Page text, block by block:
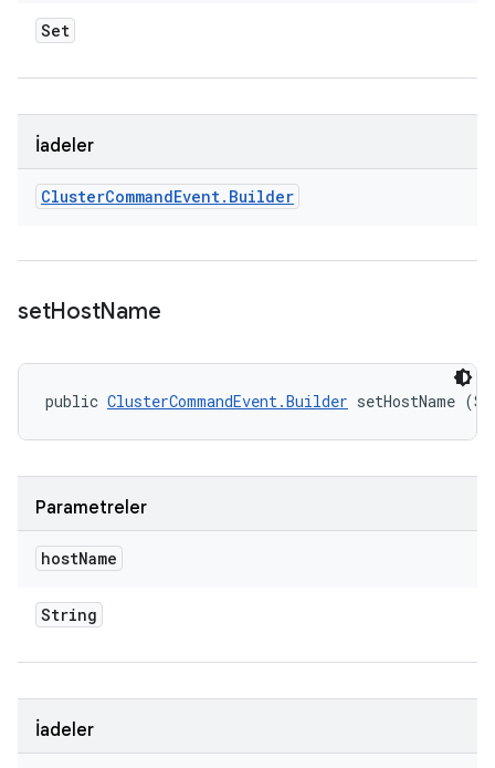
Set
İadeler
ClusterCommandEvent. Builder
setHostName
public ClusterCommandEvent.Builder setHostName
Parametreler
hostName
String
İadeler